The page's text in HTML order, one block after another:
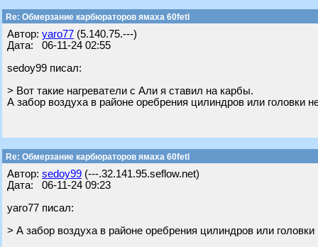
Re: Обмерзание карбюраторов ямаха 60fetl
Автор: yaro77 (5.140.75.---)
Дата: 06-11-24 02:55
sedoy99 писал:
> Вот такие нагреватели с Али я ставил на карбы.
А забор воздуха в районе оребрения цилиндров или головки
Re: Обмерзание карбюраторов ямаха 60fetl
Автор: sedoy99 (---.32.141.95.seflow.net)
Дата: 06-11-24 09:23
yaro77 писал:
> А забор воздуха в районе оребрения цилиндров или